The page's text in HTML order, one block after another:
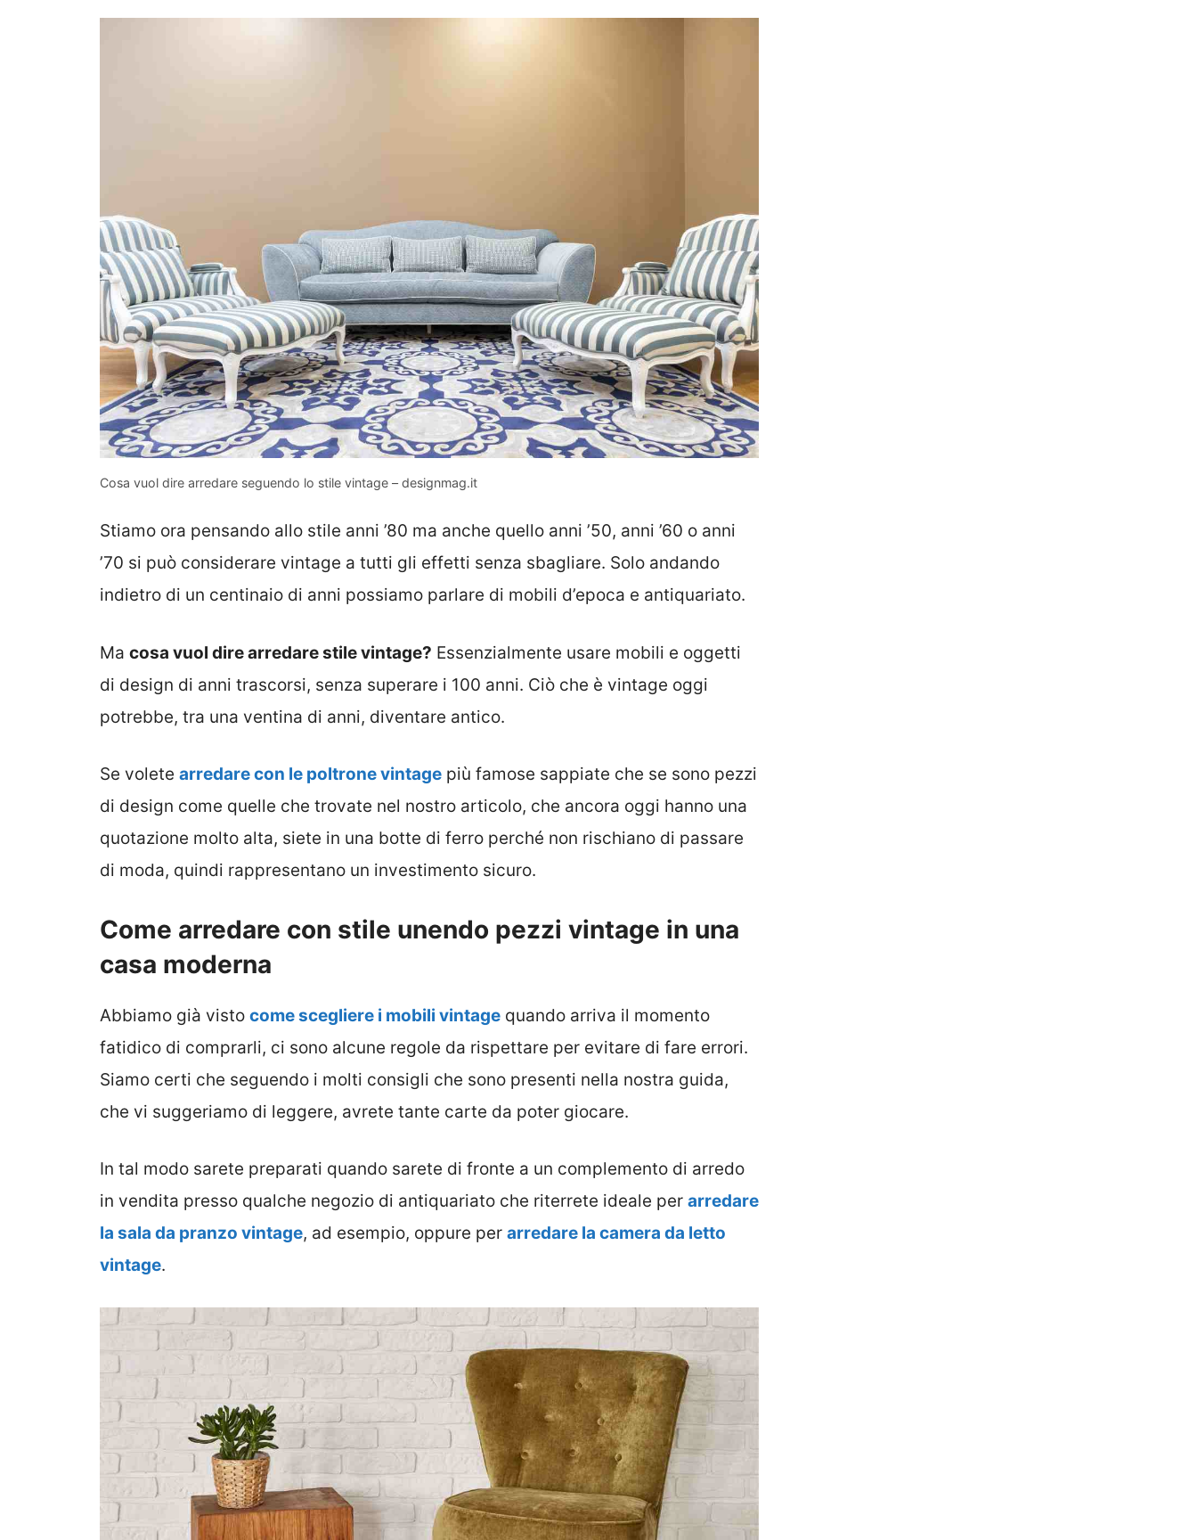
Cosa vuol dire arredare seguendo lo stile vintage – designmag.it
Stiamo ora pensando allo stile anni ’80 ma anche quello anni ’50, anni ’60 o anni
’70 si può considerare vintage a tutti gli effetti senza sbagliare. Solo andando
indietro di un centinaio di anni possiamo parlare di mobili d’epoca e antiquariato.
Ma cosa vuol dire arredare stile vintage? Essenzialmente usare mobili e oggetti
di design di anni trascorsi, senza superare i 100 anni. Ciò che è vintage oggi
potrebbe, tra una ventina di anni, diventare antico.
Se volete arredare con le poltrone vintage più famose sappiate che se sono pezzi
di design come quelle che trovate nel nostro articolo, che ancora oggi hanno una
quotazione molto alta, siete in una botte di ferro perché non rischiano di passare
di moda, quindi rappresentano un investimento sicuro.
Come arredare con stile unendo pezzi vintage in una
casa moderna
Abbiamo già visto come scegliere i mobili vintage quando arriva il momento
fatidico di comprarli, ci sono alcune regole da rispettare per evitare di fare errori.
Siamo certi che seguendo i molti consigli che sono presenti nella nostra guida,
che vi suggeriamo di leggere, avrete tante carte da poter giocare.
In tal modo sarete preparati quando sarete di fronte a un complemento di arredo
in vendita presso qualche negozio di antiquariato che riterrete ideale per arredare
la sala da pranzo vintage, ad esempio, oppure per arredare la camera da letto
vintage.